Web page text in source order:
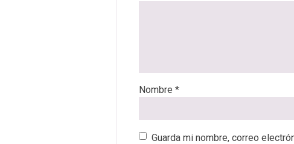
Nombre *
Guarda mi nombre, correo